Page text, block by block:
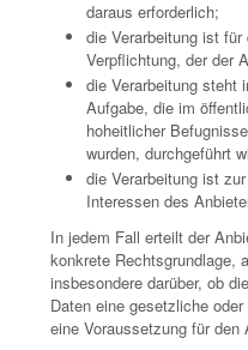
daraus erforderlich;
die Verarbeitung ist
Verpflichtung, der der
die Verarbeitung steht
Aufgabe, die im
hoheitlicher
wurden, durchgeführt
die Verarbeitung ist
Interessen des
In jedem Fall erteilt der
konkrete Rechtsgrundlage,
insbesondere darüber, ob
Daten eine gesetzliche
eine Voraussetzung für